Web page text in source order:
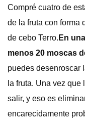
Compré cuatro de
de la fruta con forma
de cebo Terro. En
menos 20 moscas
puedes desenroscar
la fruta. Una vez
salir, y eso es
encarecidamente